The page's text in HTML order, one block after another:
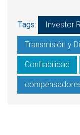
Tags: Investor
Transmisión y
Confiabilidad